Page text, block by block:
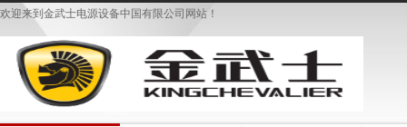
欢迎来到金武士电源设备中国有限公司网站！